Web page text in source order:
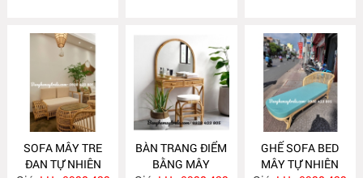
SOFA MÂY TRE
ĐAN TỰ NHIÊN
BÀN TRANG ĐIỂM
BẰNG MÂY
GHẾ SOFA BED
MÂY TỰ NHIÊN